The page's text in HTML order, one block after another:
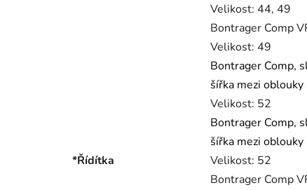
*Řídítka
Velikost: 44, 49
Bontrager Comp
Velikost: 49
Bontrager Comp,
šířka mezi oblouky
Velikost: 52
Bontrager Comp,
šířka mezi oblouky
Velikost: 52
Bontrager Comp